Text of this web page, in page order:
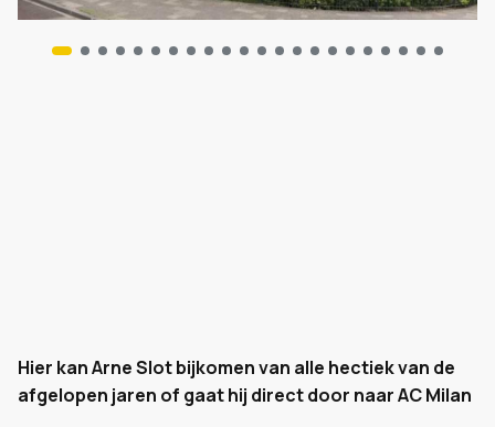
Hier kan Arne Slot bijkomen van alle hectiek van de
afgelopen jaren of gaat hij direct door naar AC Milan